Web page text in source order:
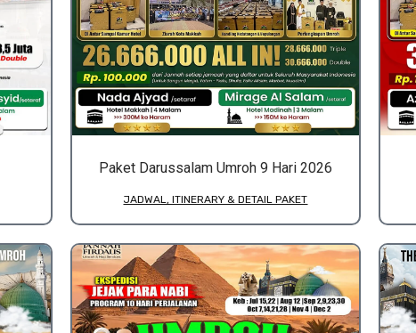
Paket Darussalam Umroh 9 Hari 2026
JADWAL, ITINERARY & DETAIL PAKET